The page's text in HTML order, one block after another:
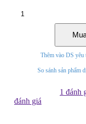
Thêm vào DS yêu
So sánh sản phẩm
1 đánh
đánh giá